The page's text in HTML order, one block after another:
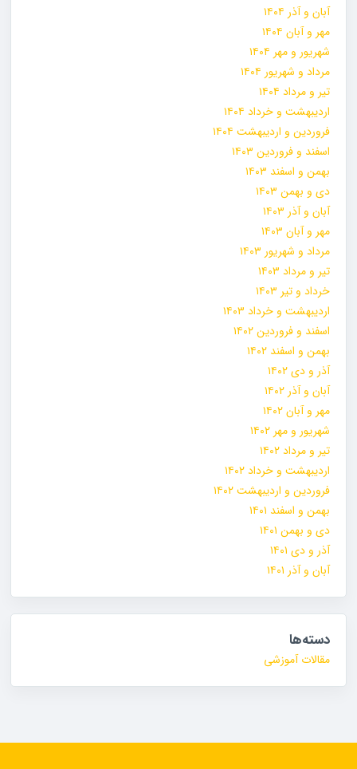
آبان و آذر ۱۴۰۴
مهر و آبان ۱۴۰۴
شهریور و مهر ۱۴۰۴
مرداد و شهریور ۱۴۰۴
تیر و مرداد ۱۴۰۴
اردیبهشت و خرداد ۱۴۰۴
فروردین و اردیبهشت ۱۴۰۴
اسفند و فروردین ۱۴۰۳
بهمن و اسفند ۱۴۰۳
دی و بهمن ۱۴۰۳
آبان و آذر ۱۴۰۳
مهر و آبان ۱۴۰۳
مرداد و شهریور ۱۴۰۳
تیر و مرداد ۱۴۰۳
خرداد و تیر ۱۴۰۳
اردیبهشت و خرداد ۱۴۰۳
اسفند و فروردین ۱۴۰۲
بهمن و اسفند ۱۴۰۲
آذر و دی ۱۴۰۲
آبان و آذر ۱۴۰۲
مهر و آبان ۱۴۰۲
شهریور و مهر ۱۴۰۲
تیر و مرداد ۱۴۰۲
اردیبهشت و خرداد ۱۴۰۲
فروردین و اردیبهشت ۱۴۰۲
بهمن و اسفند ۱۴۰۱
دی و بهمن ۱۴۰۱
آذر و دی ۱۴۰۱
آبان و آذر ۱۴۰۱
دسته‌ها
مقالات آموزشی